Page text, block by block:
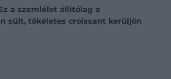
a szemlélet állítólag a
sült, tökéletes croissant kerüljön